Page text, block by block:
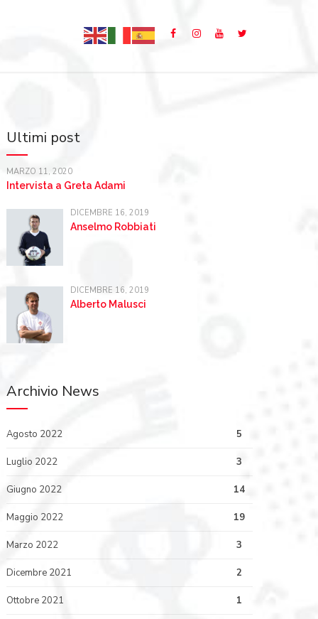
Ultimi post
MARZO 11, 2020
Intervista a Greta Adami
DICEMBRE 16, 2019
Anselmo Robbiati
DICEMBRE 16, 2019
Alberto Malusci
Archivio News
Agosto 2022 5
Luglio 2022 3
Giugno 2022 14
Maggio 2022 19
Marzo 2022 3
Dicembre 2021 2
Ottobre 2021 1